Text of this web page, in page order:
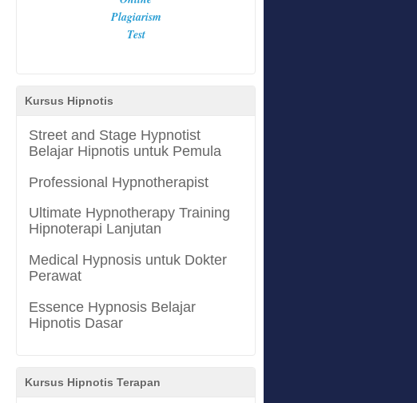
Kursus Hipnotis
Street and Stage Hypnotist
Belajar Hipnotis untuk Pemula
Professional Hypnotherapist
Ultimate Hypnotherapy Training
Hipnoterapi Lanjutan
Medical Hypnosis untuk Dokter
Perawat
Essence Hypnosis Belajar
Hipnotis Dasar
Kursus Hipnotis Terapan